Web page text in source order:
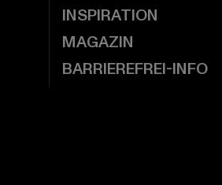
INSPIRATION
MAGAZIN
BARRIEREFREI-INFO